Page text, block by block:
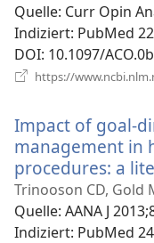
Quelle‎: Curr Opin
Indiziert‎: PubMed
DOI‎: 10.1097/
https://
Impact of goal-
management in
procedures: a
Trinooson CD, Gold
Quelle‎: AANA J
Indiziert‎: PubMed